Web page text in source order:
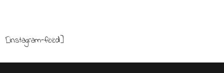
[instagram-feed]